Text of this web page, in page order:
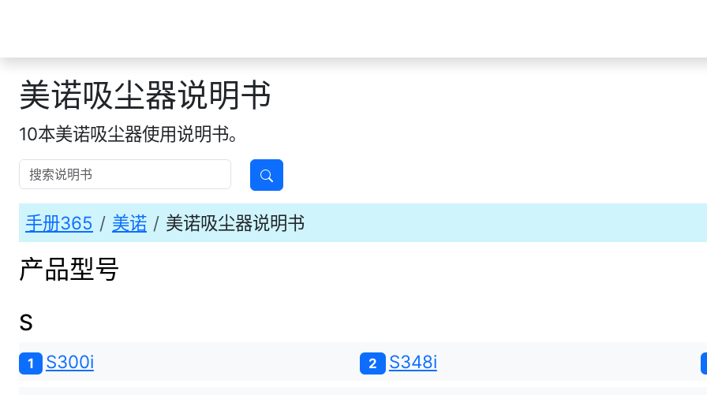
美诺吸尘器说明书
10本美诺吸尘器使用说明书。
手册365 美诺 美诺吸尘器说明书
产品型号
S
1 S300i 2 S348i